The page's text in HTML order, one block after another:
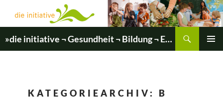
Inhalt
springen
»die initiative ¬ Gesundheit ¬ Bildung ¬ Entwicklung«
KATEGORIEARCHIV: B